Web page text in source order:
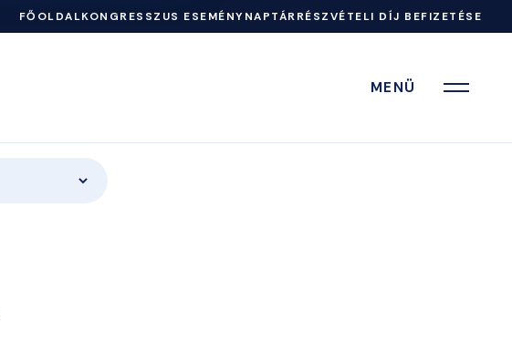
FŐOLDALKONGRESSZUS ESEMÉNYNAPTÁRRÉSZVÉTELI DÍJ BEFIZETÉSE
MENÜ